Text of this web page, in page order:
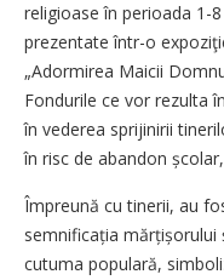
religioase în perioada 1-
prezentate într-o
„Adormirea Maicii
Fondurile ce vor rezulta
în vederea sprijinirii
în risc de abandon
Împreună cu tinerii, au
sem­ni­ficația mărțișorului
cutuma populară,